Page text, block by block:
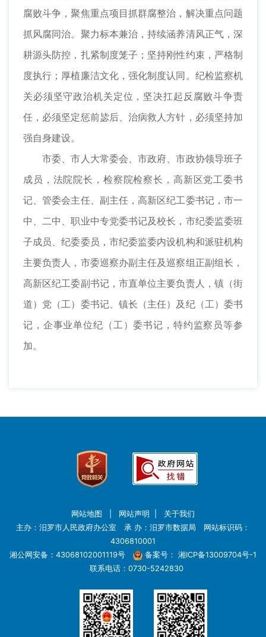
腐败斗争，聚焦重点项目抓群腐整治，解决重点问题
抓风腐同治。聚力标本兼治，持续涵养清风正气，深
耕源头防控，扎紧制度笼子；坚持刚性约束，严格制
度执行；厚植廉洁文化，强化制度认同。纪检监察机
关必须坚守政治机关定位，坚决扛起反腐败斗争责
任，必须坚定惩前毖后、治病救人方针，必须坚持加
强自身建设。
市委、市人大常委会、市政府、市政协领导班子
成员，法院院长，检察院检察长，高新区党工委书
记、管委会主任、副主任，高新区纪工委书记，市一
中、二中、职业中专党委书记及校长，市纪委监委班
子成员、纪委委员，市纪委监委内设机构和派驻机构
主要负责人，市委巡察办副主任及巡察组正副组长，
高新区纪工委副书记，市直单位主要负责人，镇（街
道）党（工）委书记、镇长（主任）及纪（工）委书
记，企事业单位纪（工）委书记，特约监察员等参
加。
网站地图 网站声明
关于我们
主办：汨罗市人民政府办公室 承 办：汨罗市数据局 网站标识码：
4306810001
湘公网安备：43068102001119号
备案号： 湘ICP备13009704号-1
联系电话：0730-5242830